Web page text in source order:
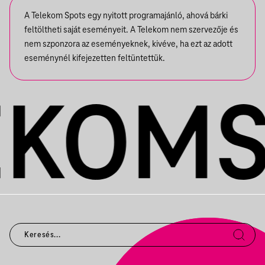
A Telekom Spots egy nyitott programajánló, ahová bárki
feltöltheti saját eseményeit. A Telekom nem szervezője és
nem szponzora az eseményeknek, kivéve, ha ezt az adott
eseménynél kifejezetten feltüntettük.